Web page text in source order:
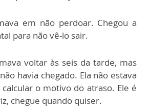
em não perdoar. Chegou a
para não vê-lo sair.
voltar às seis da tarde, mas
havia chegado. Ela não estava
o motivo do atraso. Ele é
chegue quando quiser.